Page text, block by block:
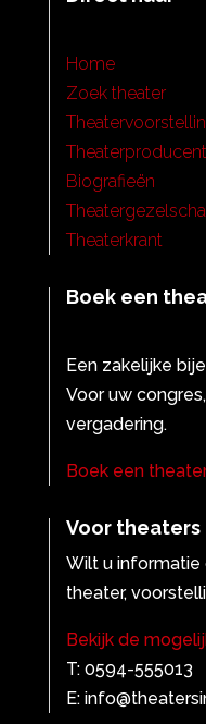
Home
Zoek theater
Biografieën
Theaterkrant
Boek een
Een zakelijke
Voor uw
vergadering.
Boek een
Voor theaters
Wilt u informatie
theater,
Bekijk de
T: 0594-555013
E: